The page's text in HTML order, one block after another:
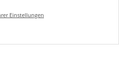
Einstellungen